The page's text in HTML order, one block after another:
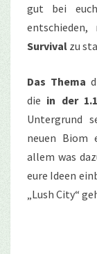
gut bei
Survival zu
Das Thema
die in der
Untergrund
neuen Biom
allem was
eure Ideen
„Lush City“